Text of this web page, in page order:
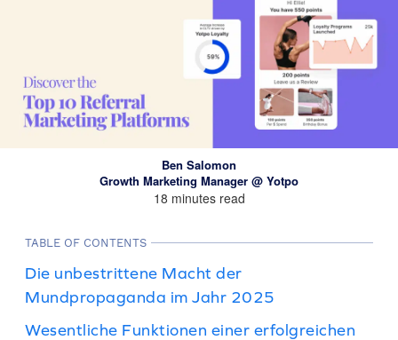
Ben Salomon
Growth Marketing Manager @ Yotpo
18 minutes read
TABLE OF CONTENTS
Die unbestrittene Macht der
Mundpropaganda im Jahr 2025
Wesentliche Funktionen einer erfolgreichen